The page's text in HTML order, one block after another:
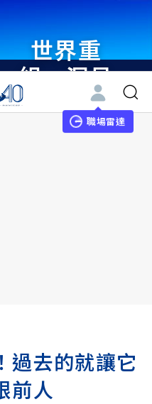
世界重
組・洞見
未來 與
世界領袖
職場雷達
過去的就讓它
前人